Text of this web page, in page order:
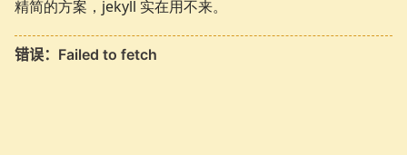
精简的方案，jekyll 实在用不来。